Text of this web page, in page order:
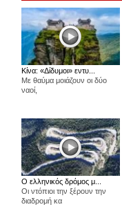
Κίνα: «Δίδυμοι» εντυ...
Με θαύμα μοιάζουν οι δύο
ναοί,
Ο ελληνικός δρόμος μ...
Οι ντόπιοι την ξέρουν την
διαδρομή κα